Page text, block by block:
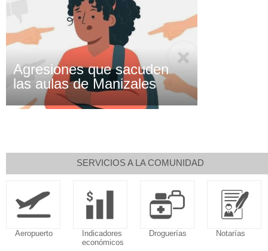
Agresiones que sacuden
las aulas de Manizales
SERVICIOS A LA COMUNIDAD
Aeropuerto
Indicadores
económicos
Droguerías Notarías